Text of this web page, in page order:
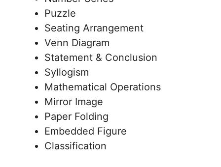
Puzzle
Seating Arrangement
Venn Diagram
Statement & Conclusion
Syllogism
Mathematical Operations
Mirror Image
Paper Folding
Embedded Figure
Classification